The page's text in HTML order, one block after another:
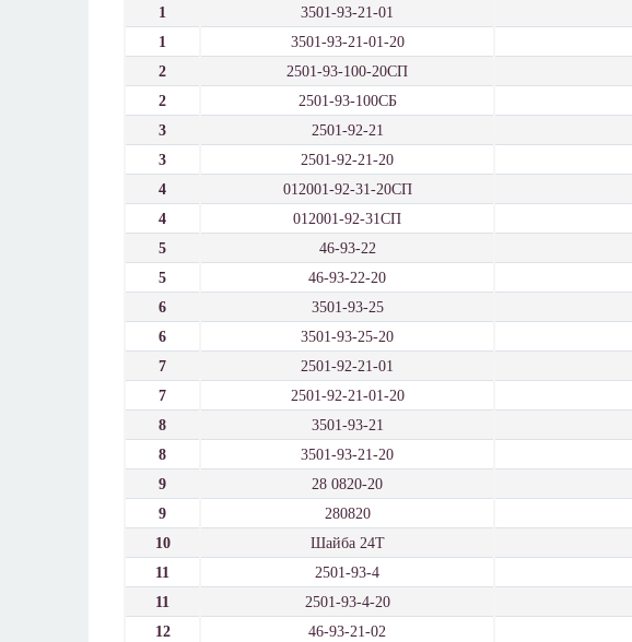
1
3501-93-21-01
1
3501-93-21-01-20
2
2501-93-100-20СП
2
2501-93-100СБ
3
2501-92-21
3
2501-92-21-20
4
012001-92-31-20СП
4
012001-92-31СП
5
46-93-22
5
46-93-22-20
6
3501-93-25
6
3501-93-25-20
7
2501-92-21-01
7
2501-92-21-01-20
8
3501-93-21
8
3501-93-21-20
9
28 0820-20
9
280820
10
Шайба 24Т
11
2501-93-4
11
2501-93-4-20
12
46-93-21-02